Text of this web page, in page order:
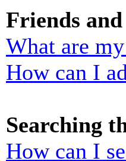
Friends and
What are
How can I
Searching
How can I